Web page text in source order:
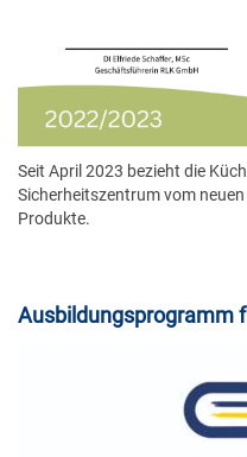
Seit April 2023 bezieht die
Sicherheitszentrum vom
Produkte.
Ausbildungsprogramm